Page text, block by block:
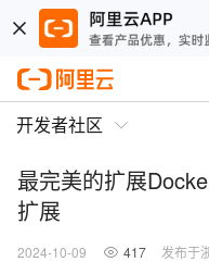
开发者社区
最完美的扩展
扩展
2024-10-09 417 发布于